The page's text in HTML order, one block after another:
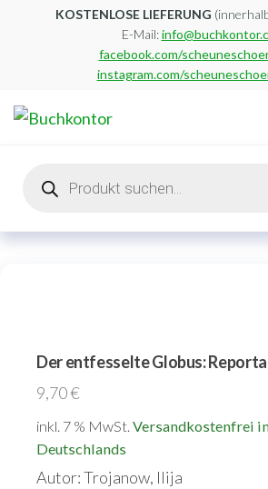
KOSTENLOSE LIEFERUNG
E-Mail:
facebook.com/
instagram.com/
search
Der entfesselte Globus:
9,70€
inkl. 7 % MwSt. Versandkostenfrei
Deutschlands
Autor: Trojanow, Ilija